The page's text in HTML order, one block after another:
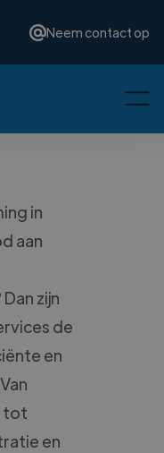
Neem contact op
in
aan
zijn
de
en
tot
en